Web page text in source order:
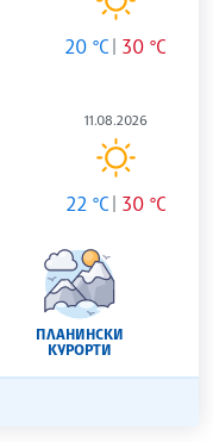
20 °C 30 °C
11.08.2026
22 °C 30 °C
ПЛАНИНСКИ
КУРОРТИ